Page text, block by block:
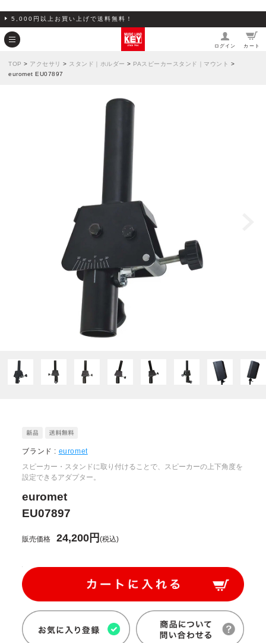
5,000円以上お買い上げで送料無料！
ログイン カート
TOP > アクセサリ > スタンド｜ホルダー > PAスピーカースタンド｜マウント >
euromet EU07897
ブランド : euromet
スピーカー・スタンドに取り付けることで、スピーカーの上下角度を
設定できるアダプター。
euromet
EU07897
販売価格 24,200円(税込)